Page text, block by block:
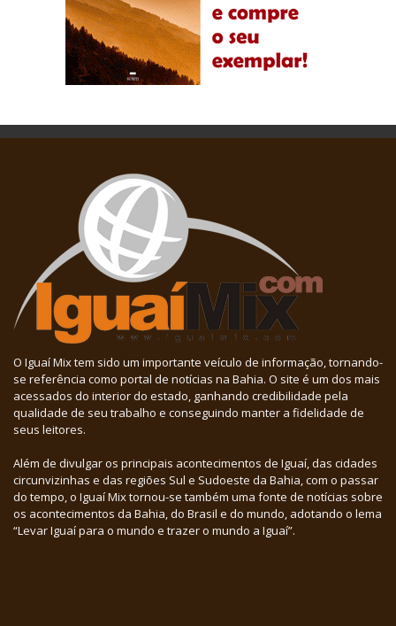
O Iguaí Mix tem sido um importante veículo de informação, tornando-
se referência como portal de notícias na Bahia. O site é um dos mais
acessados do interior do estado, ganhando credibilidade pela
qualidade de seu trabalho e conseguindo manter a fidelidade de
seus leitores.
Além de divulgar os principais acontecimentos de Iguaí, das cidades
circunvizinhas e das regiões Sul e Sudoeste da Bahia, com o passar
do tempo, o Iguaí Mix tornou-se também uma fonte de notícias sobre
os acontecimentos da Bahia, do Brasil e do mundo, adotando o lema
“Levar Iguaí para o mundo e trazer o mundo a Iguaí”.